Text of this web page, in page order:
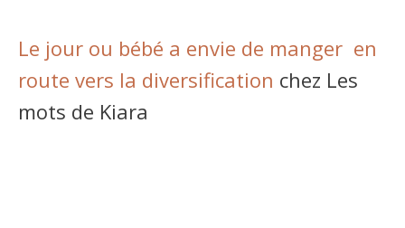
Le jour ou bébé a envie de manger en
route vers la diversification chez Les
mots de Kiara